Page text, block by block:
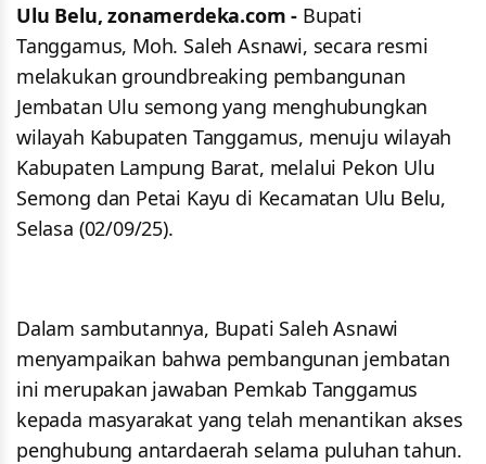
Ulu Belu, zonamerdeka.com - Bupati
Tanggamus, Moh. Saleh Asnawi, secara resmi
melakukan groundbreaking pembangunan
Jembatan Ulu semong yang menghubungkan
wilayah Kabupaten Tanggamus, menuju wilayah
Kabupaten Lampung Barat, melalui Pekon Ulu
Semong dan Petai Kayu di Kecamatan Ulu Belu,
Selasa (02/09/25).
Dalam sambutannya, Bupati Saleh Asnawi
menyampaikan bahwa pembangunan jembatan
ini merupakan jawaban Pemkab Tanggamus
kepada masyarakat yang telah menantikan akses
penghubung antardaerah selama puluhan tahun.